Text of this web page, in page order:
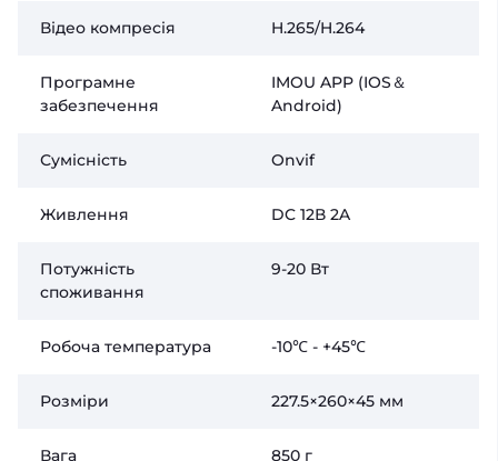
Відео компресія H.265/H.264
Програмне
забезпечення
IMOU APP (IOS＆
Android)
Сумісність Onvif
Живлення DC 12В 2A
Потужність
споживання
9-20 Вт
Робоча температура -10℃ - +45℃
Розміри 227.5×260×45 мм
Вага 850 г